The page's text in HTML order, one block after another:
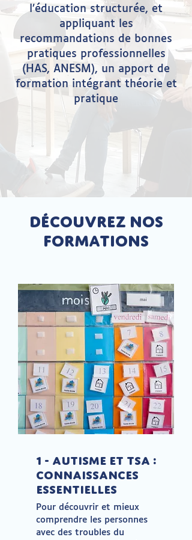
l’éducation structurée, et
appliquant les
recommandations de bonnes
pratiques professionnelles
(HAS, ANESM), un apport de
formation intégrant théorie et
pratique
découvrez nos
formations
1 - Autisme et TSA :
connaissances
essentielles
Pour découvrir et mieux
comprendre les personnes
avec des troubles du